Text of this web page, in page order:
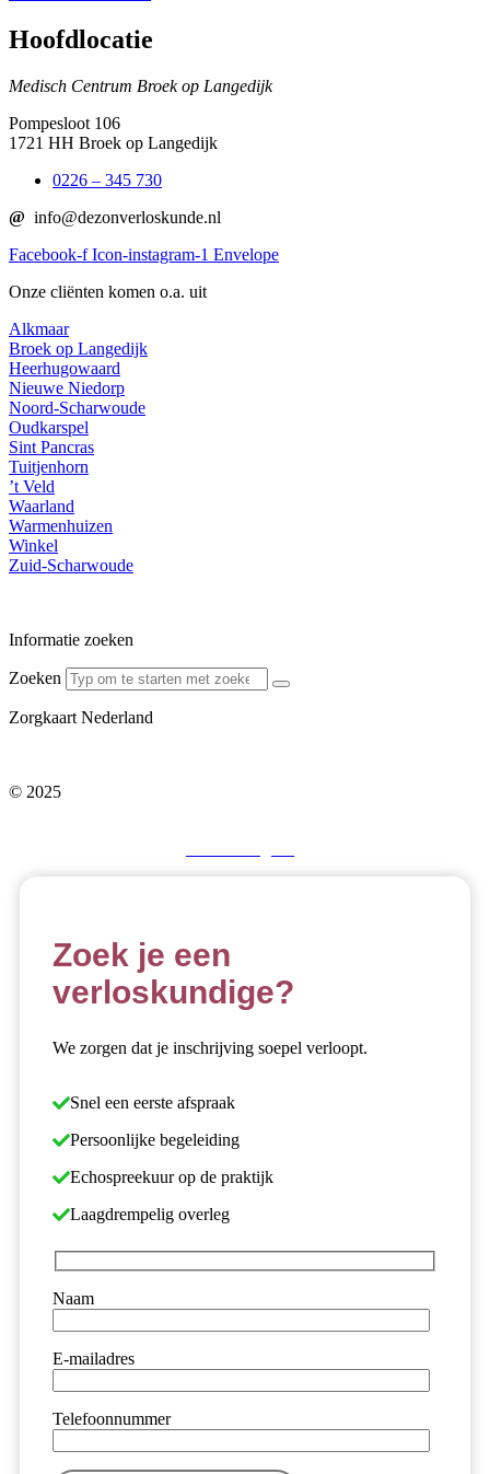
Hoofdlocatie
Medisch Centrum Broek op Langedijk
Pompesloot 106
1721 HH Broek op Langedijk
0226 – 345 730
@ info@dezonverloskunde.nl
Facebook-f Icon-instagram-1 Envelope
Onze cliënten komen o.a. uit
Alkmaar
Broek op Langedijk
Heerhugowaard
Nieuwe Niedorp
Noord-Scharwoude
Oudkarspel
Sint Pancras
Tuitjenhorn
’t Veld
Waarland
Warmenhuizen
Winkel
Zuid-Scharwoude
Informatie zoeken
Zoeken
Zorgkaart Nederland
© 2025
Zoek je een
verloskundige?
We zorgen dat je inschrijving soepel verloopt.
Snel een eerste afspraak
Persoonlijke begeleiding
Echospreekuur op de praktijk
Laagdrempelig overleg
Naam
E-mailadres
Telefoonnummer